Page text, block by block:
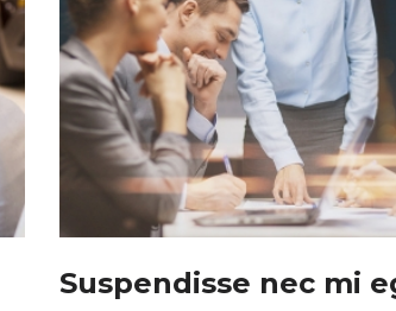
Suspendisse nec mi